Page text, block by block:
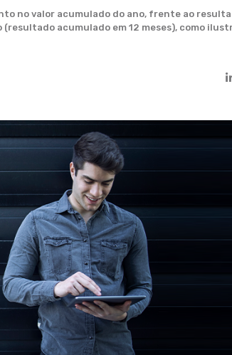
no valor acumulado do ano, frente ao
acumulado em 12 meses), como